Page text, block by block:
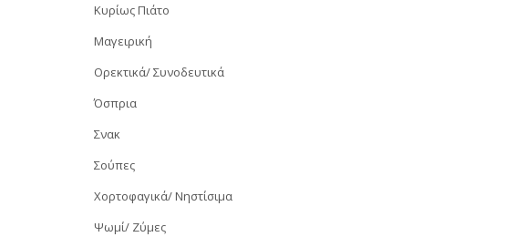
Κυρίως Πιάτο
Μαγειρική
Ορεκτικά/ Συνοδευτικά
Όσπρια
Σνακ
Σούπες
Χορτοφαγικά/ Νηστίσιμα
Ψωμί/ Ζύμες